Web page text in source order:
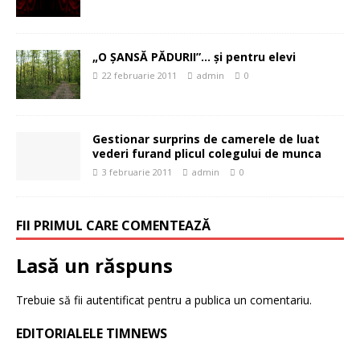
„O ŞANSĂ PĂDURII”… și pentru elevi
22 februarie 2011 admin 0
Gestionar surprins de camerele de luat
vederi furand plicul colegului de munca
3 februarie 2011 admin 0
FII PRIMUL CARE COMENTEAZĂ
Lasă un răspuns
Trebuie să fii autentificat pentru a publica un comentariu.
EDITORIALELE TIMNEWS